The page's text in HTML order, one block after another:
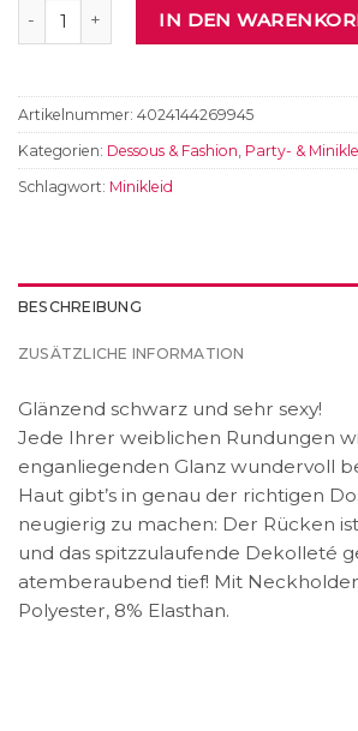
Kleid Menge IN DEN
Artikelnummer: 4024144269945
Kategorien: Dessous & Fashion Party- &
Schlagwort: Minikleid
BESCHREIBUNG
ZUSÄTZLICHE INFORMATION
Glänzend schwarz und sehr sexy!
Jede Ihrer weiblichen Rundungen
enganliegenden Glanz wundervoll
Haut gibt’s in genau der richtigen
neugierig zu machen: Der Rücken
und das spitzzulaufende Dekolleté
atemberaubend tief! Mit
Polyester, 8% Elasthan.